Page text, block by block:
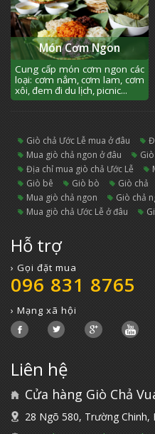
Món Cơm Ngon
Cung cấp món cơm ngon các
loại: cơm nắm, cơm lam, cơm
xôi, đem đi du lịch, picnic...
giò chả Ước Lễ mua ở đâu
mua giò chả ngon ở đâu
địa chỉ mua giò chả Ước Lễ
giò bê
giò bò giò chả
mua giò chả ngon
giò chả
mua giò chả Ước Lễ ở đâu
Hỗ trợ
› Gọi đặt mua
096 831 8765
› Mạng xã hội
Liên hệ
Cửa hàng Giò Chả
28 Ngõ 580, Trường Chinh,